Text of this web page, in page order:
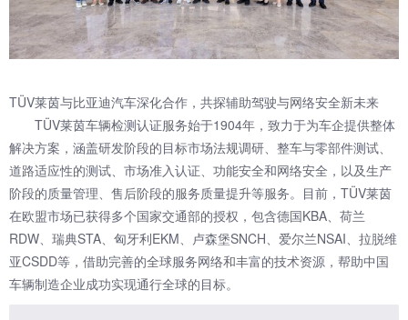
TÜV莱茵与比亚迪汽车深化合作，共探辅助驾驶与网络安全新未来
TÜV莱茵车辆检测认证服务始于1904年，致力于为车企提供整体
解决方案，涵盖研发阶段的目标市场法规调研、整车与零部件测试、
道路适应性的测试、市场准入认证、功能安全和网络安全，以及生产
阶段的质量管理、售后阶段的服务质量提升等服务。目前，TÜV莱茵
在欧盟市场已获得多个国家交通部的授权，包含德国KBA、荷兰
RDW、瑞典STA、匈牙利EKM、卢森堡SNCH、爱尔兰NSAI、拉脱维
亚CSDD等，借助完善的全球服务网络和丰富的技术资源，帮助中国
车辆制造企业成功实现通行全球的目标。